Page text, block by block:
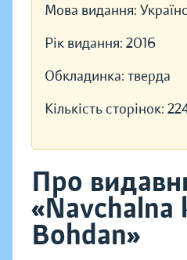
Мова видання:
Рік видання: 2016
Обкладинка: тверда
Кількість сторінок:
Про
«Navchalna
Bohdan»